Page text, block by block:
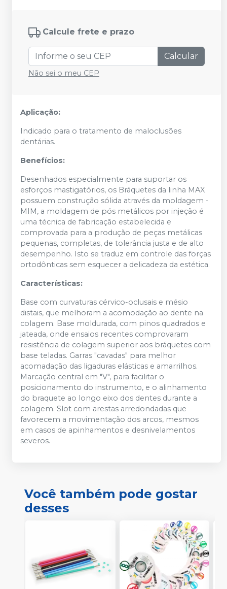
Calcule frete e prazo
Calcular
Não sei o meu CEP
Aplicação:
Indicado para o tratamento de maloclusões
dentárias.
Benefícios:
Desenhados especialmente para suportar os
esforços mastigatórios, os Bráquetes da linha MAX
possuem construção sólida através da moldagem -
MIM, a moldagem de pós metálicos por injeção é
uma técnica de fabricação estabelecida e
comprovada para a produção de peças metálicas
pequenas, completas, de tolerância justa e de alto
desempenho. Isto se traduz em controle das forças
ortodônticas sem esquecer a delicadeza da estética.
Características:
Base com curvaturas cérvico-oclusais e mésio
distais, que melhoram a acomodação ao dente na
colagem. Base moldurada, com pinos quadrados e
jateada, onde ensaios recentes comprovaram
resistência de colagem superior aos bráquetes com
base teladas. Garras "cavadas" para melhor
acomadação das ligaduras elásticas e amarrilhos.
Marcação central em "V", para facilitar o
posicionamento do instrumento, e o alinhamento
do braquete ao longo eixo dos dentes durante a
colagem. Slot com arestas arredondadas que
favorecem a movimentação dos arcos, mesmos
em casos de apinhamentos e desnivelamentos
severos.
Você também pode gostar
desses